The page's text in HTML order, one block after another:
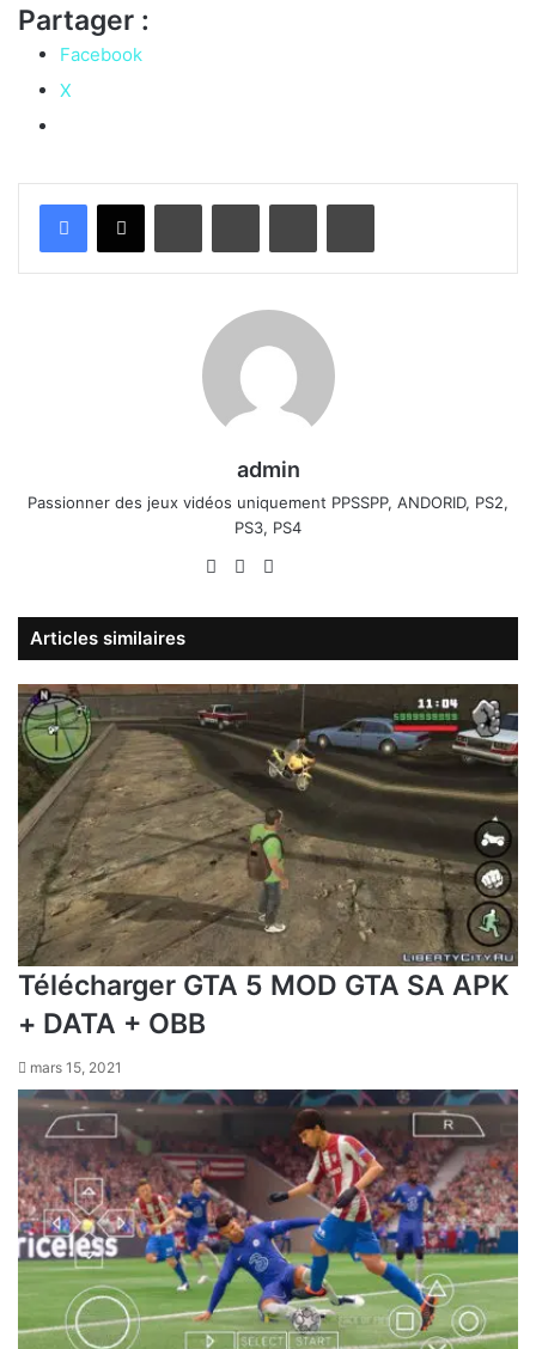
Partager :
Facebook
X
LinkedinPinterestPartager par email Imprimer
admin
Passionner des jeux vidéos uniquement PPSSPP, ANDORID, PS2,
PS3, PS4
WebsiteFacebook
Articles similaires
Télécharger GTA 5 MOD GTA SA APK
+ DATA + OBB
mars 15, 2021